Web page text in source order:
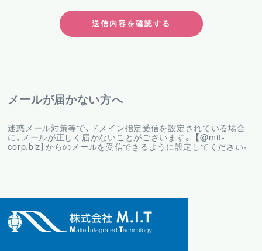
メールが届かない方へ
迷惑メール対策等で、ドメイン指定受信を設定されている場合
に、メールが正しく届かないことがございます。 【@mit-
corp.biz】からのメールを受信できるように設定してください。